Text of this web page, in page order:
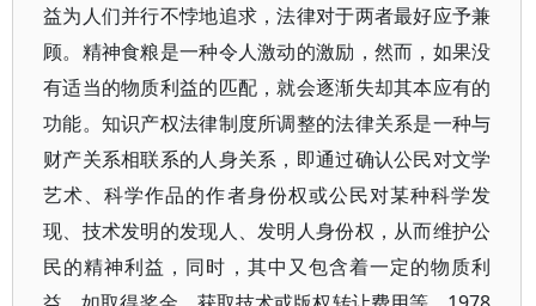
益为人们并行不悖地追求，法律对于两者最好应予兼
顾。精神食粮是一种令人激动的激励，然而，如果没
有适当的物质利益的匹配，就会逐渐失却其本应有的
功能。知识产权法律制度所调整的法律关系是一种与
财产关系相联系的人身关系，即通过确认公民对文学
艺术、科学作品的作者身份权或公民对某种科学发
现、技术发明的发现人、发明人身份权，从而维护公
民的精神利益，同时，其中又包含着一定的物质利